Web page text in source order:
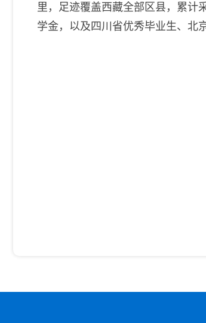
里，足迹覆盖西藏全部区县，累计
学金，以及四川省优秀毕业生、北